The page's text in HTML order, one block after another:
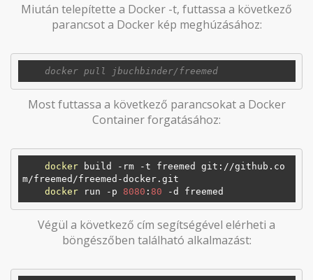
Miután telepítette a Docker -t, futtassa a következő
parancsot a Docker kép meghúzásához:
Most futtassa a következő parancsokat a Docker
Container forgatásához:
docker build -rm -t freemed git://github.co
m/freemed/freemed-docker.git
docker run -p 8080 : 80
Végül a következő cím segítségével elérheti a
böngészőben található alkalmazást: